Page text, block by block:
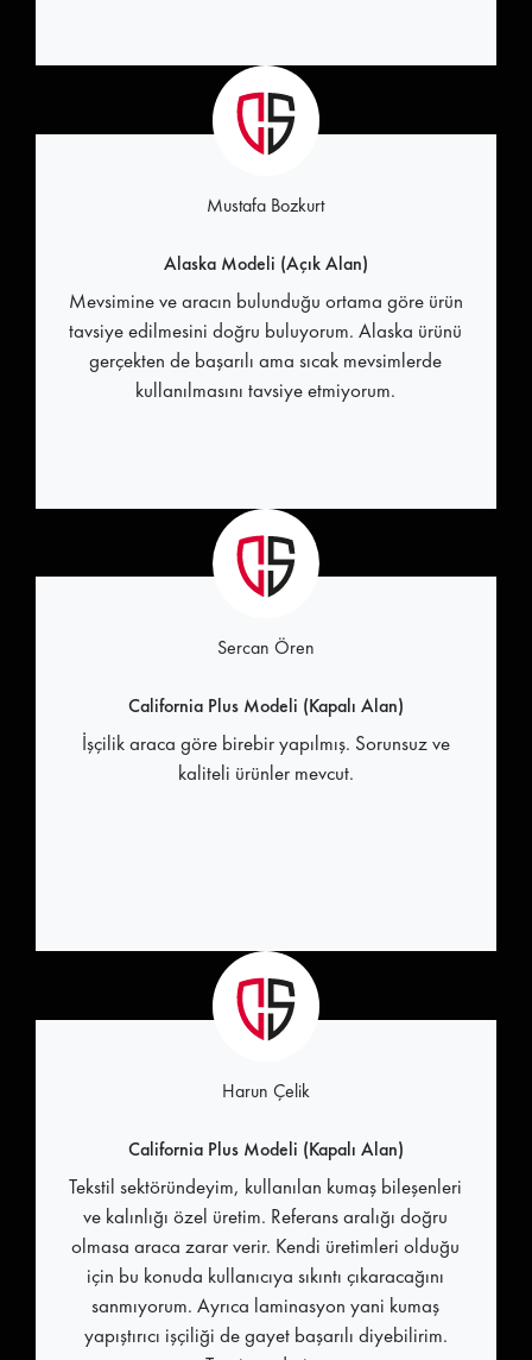
Mustafa Bozkurt
Alaska Modeli (Açık Alan)
Mevsimine ve aracın bulunduğu ortama göre ürün
tavsiye edilmesini doğru buluyorum. Alaska ürünü
gerçekten de başarılı ama sıcak mevsimlerde
kullanılmasını tavsiye etmiyorum.
Sercan Ören
California Plus Modeli (Kapalı Alan)
İşçilik araca göre birebir yapılmış. Sorunsuz ve
kaliteli ürünler mevcut.
Harun Çelik
California Plus Modeli (Kapalı Alan)
Tekstil sektöründeyim, kullanılan kumaş bileşenleri
ve kalınlığı özel üretim. Referans aralığı doğru
olmasa araca zarar verir. Kendi üretimleri olduğu
için bu konuda kullanıcıya sıkıntı çıkaracağını
sanmıyorum. Ayrıca laminasyon yani kumaş
yapıştırıcı işçiliği de gayet başarılı diyebilirim.